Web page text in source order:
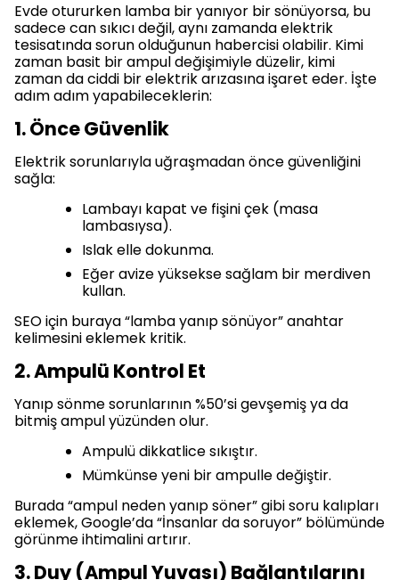
Evde otururken lamba bir yanıyor bir sönüyorsa, bu
sadece can sıkıcı değil, aynı zamanda elektrik
tesisatında sorun olduğunun habercisi olabilir. Kimi
zaman basit bir ampul değişimiyle düzelir, kimi
zaman da ciddi bir elektrik arızasına işaret eder. İşte
adım adım yapabileceklerin:
1. Önce Güvenlik
Elektrik sorunlarıyla uğraşmadan önce güvenliğini
sağla:
Lambayı kapat ve fişini çek (masa
lambasıysa).
Islak elle dokunma.
Eğer avize yüksekse sağlam bir merdiven
kullan.
SEO için buraya “lamba yanıp sönüyor” anahtar
kelimesini eklemek kritik.
2. Ampulü Kontrol Et
Yanıp sönme sorunlarının %50’si gevşemiş ya da
bitmiş ampul yüzünden olur.
Ampulü dikkatlice sıkıştır.
Mümkünse yeni bir ampulle değiştir.
Burada “ampul neden yanıp söner” gibi soru kalıpları
eklemek, Google’da “İnsanlar da soruyor” bölümünde
görünme ihtimalini artırır.
3. Duy (Ampul Yuvası) Bağlantılarını